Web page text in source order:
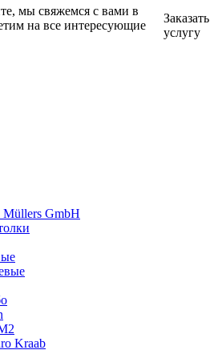
мы свяжемся с вами в
на все интересующие
Заказать
услугу
Müllers GmbH
Kraab